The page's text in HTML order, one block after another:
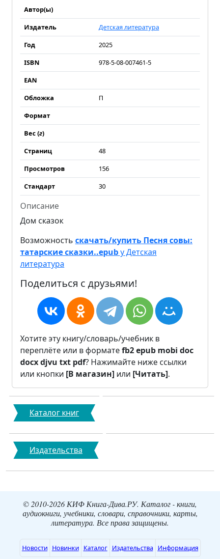
Автор(ы)
Издатель
Детская литература
Год
2025
ISBN
978-5-08-007461-5
EAN
Обложка
П
Формат
Вес (г)
Страниц
48
Просмотров
156
Стандарт
30
Описание
Дом сказок
Возможность скачать/купить Песня совы:
татарские сказки..epubу Детская
литература
Поделиться с друзьями!
Хотите эту книгу/словарь/учебник в
переплёте или в форматеfb2epub mobi doc
docxdjvu txt pdf? Нажимайте ниже ссылки
или кнопки [В магазин] или [Читать].
Каталог книг
Издательства
© 2010-2026 КИФ Книга-Дива.РУ. Каталог - книги,
аудиокниги, учебники, словари, справочники, карты,
литература. Все права защищены.
Новости Новинки Каталог Издательства Информация